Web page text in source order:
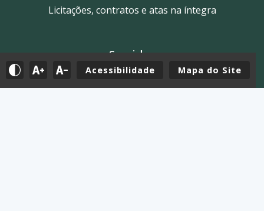
Acessibilidade Mapa do Site
Licitações, contratos e atas na íntegra
Servidor